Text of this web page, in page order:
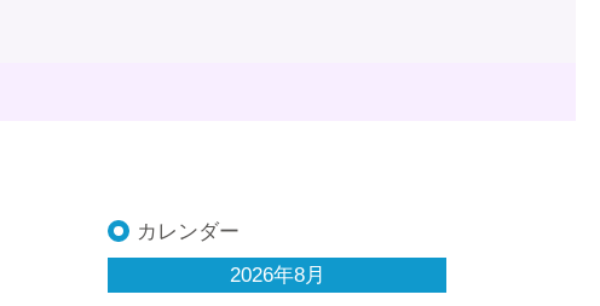
カレンダー
2026年8月